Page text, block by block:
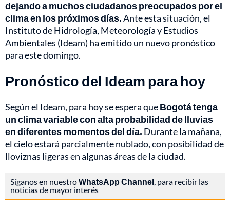
dejando a muchos ciudadanos preocupados por el
clima en los próximos días.Ante esta situación, el
Instituto de Hidrología, Meteorología y Estudios
Ambientales (Ideam) ha emitido un nuevo pronóstico
para este domingo.
Pronóstico del Ideam para hoy
Según el Ideam, para hoy se espera queBogotá tenga
un clima variable con alta probabilidad de lluvias
en diferentes momentos del día. Durante la mañana,
el cielo estará parcialmente nublado, con posibilidad de
lloviznas ligeras en algunas áreas de la ciudad.
Síganos en nuestroWhatsApp Channel, para recibir las
noticias de mayor interés